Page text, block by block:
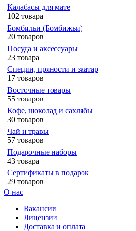
Калабасы для мате
102 товара
Бомбильи (Бомбижьи)
20 товаров
Посуда и аксессуары
23 товара
Специи, пряности и заатар
17 товаров
Восточные товары
55 товаров
Кофе, шоколад и сахлябы
30 товаров
Чай и травы
57 товаров
Подарочные наборы
43 товара
Сертификаты в подарок
29 товаров
О нас
Вакансии
Лицензии
Доставка и оплата